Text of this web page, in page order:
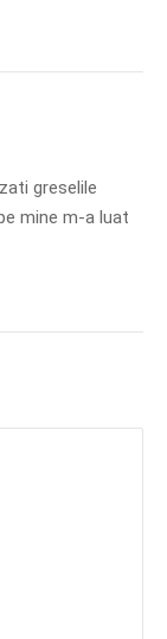
greselile
mine m-a luat